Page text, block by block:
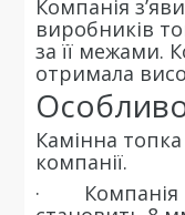
Компанія
виробників
за її межами.
отримала
Камінна
компанії.
· Компанія